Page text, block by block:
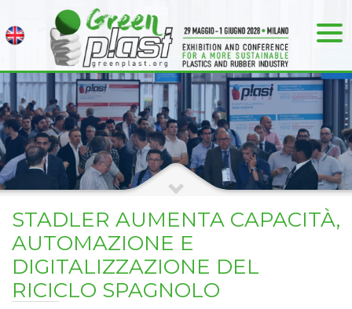
STADLER AUMENTA CAPACITÀ,
AUTOMAZIONE E
DIGITALIZZAZIONE DEL
RICICLO SPAGNOLO